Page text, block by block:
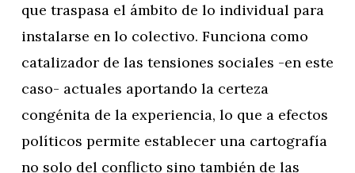
que traspasa el ámbito de lo individual para
instalarse en lo colectivo. Funciona como
catalizador de las tensiones sociales -en este
caso- actuales aportando la certeza
congénita de la experiencia, lo que a efectos
políticos permite establecer una cartografía
no solo del conflicto sino también de las